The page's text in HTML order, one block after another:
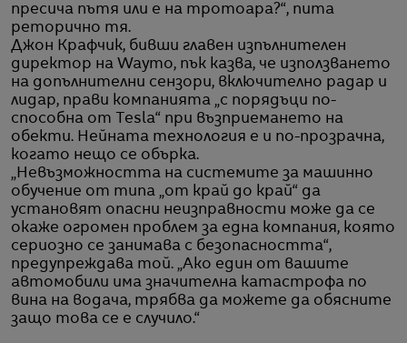
пресича пътя или е на тротоара?“, пита
реторично тя.
Джон Крафчик, бивши главен изпълнителен
директор на Waymo, пък казва, че използването
на допълнителни сензори, включително радар и
лидар, прави компанията „с порядъци по-
способна от Tesla“ при възприемането на
обекти. Нейната технология е и по-прозрачна,
когато нещо се обърка.
„Невъзможността на системите за машинно
обучение от типа „от край до край“ да
установят опасни неизправности може да се
окаже огромен проблем за една компания, която
сериозно се занимава с безопасността“,
предупреждава той. „Ако един от вашите
автомобили има значителна катастрофа по
вина на водача, трябва да можете да обясните
защо това се е случило.“